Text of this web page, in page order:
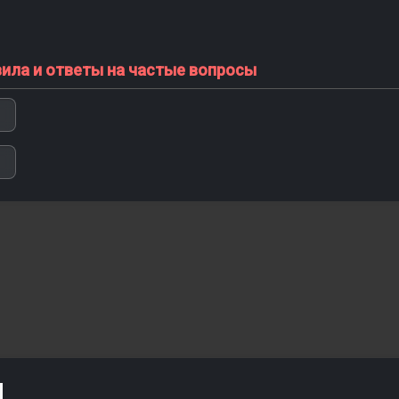
и ответы на частые вопросы